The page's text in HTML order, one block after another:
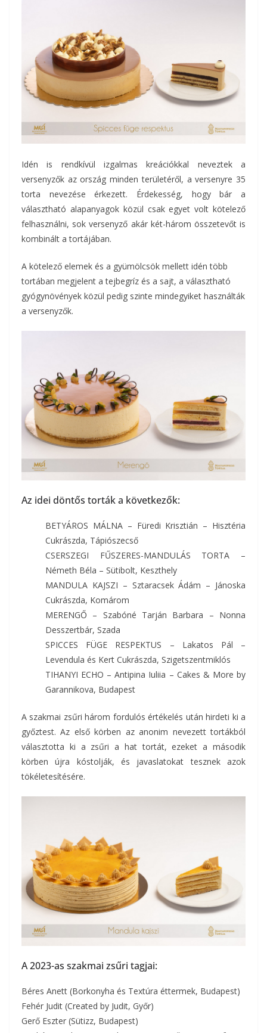
Idén is rendkívül izgalmas kreációkkal neveztek a
versenyzők az ország minden területéről, a versenyre 35
torta nevezése érkezett. Érdekesség, hogy bár a
választható alapanyagok közül csak egyet volt kötelező
felhasználni, sok versenyző akár két-három összetevőt is
kombinált a tortájában.
A kötelező elemek és a gyümölcsök mellett idén több
tortában megjelent a tejbegríz és a sajt, a választható
gyógynövények közül pedig szinte mindegyiket használták
a versenyzők.
Az idei döntős torták a következők:
BETYÁROS MÁLNA – Füredi Krisztián – Hisztéria
Cukrászda, Tápiószecső
CSERSZEGI FŰSZERES-MANDULÁS TORTA –
Németh Béla – Sütibolt, Keszthely
MANDULA KAJSZI – Sztaracsek Ádám – Jánoska
Cukrászda, Komárom
MERENGŐ – Szabóné Tarján Barbara – Nonna
Desszertbár, Szada
SPICCES FÜGE RESPEKTUS – Lakatos Pál –
Levendula és Kert Cukrászda, Szigetszentmiklós
TIHANYI ECHO – Antipina Iuliia – Cakes & More by
Garannikova, Budapest
A szakmai zsűri három fordulós értékelés után hirdeti ki a
győztest. Az első körben az anonim nevezett tortákból
választotta ki a zsűri a hat tortát, ezeket a második
körben újra kóstolják, és javaslatokat tesznek azok
tökéletesítésére.
A 2023-as szakmai zsűri tagjai:
Béres Anett (Borkonyha és Textúra éttermek, Budapest)
Fehér Judit (Created by Judit, Győr)
Gerő Eszter (Sütizz, Budapest)